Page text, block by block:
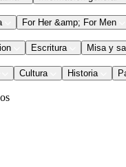
For Her &amp; For Men
Escritura Misa y
Cultura Historia